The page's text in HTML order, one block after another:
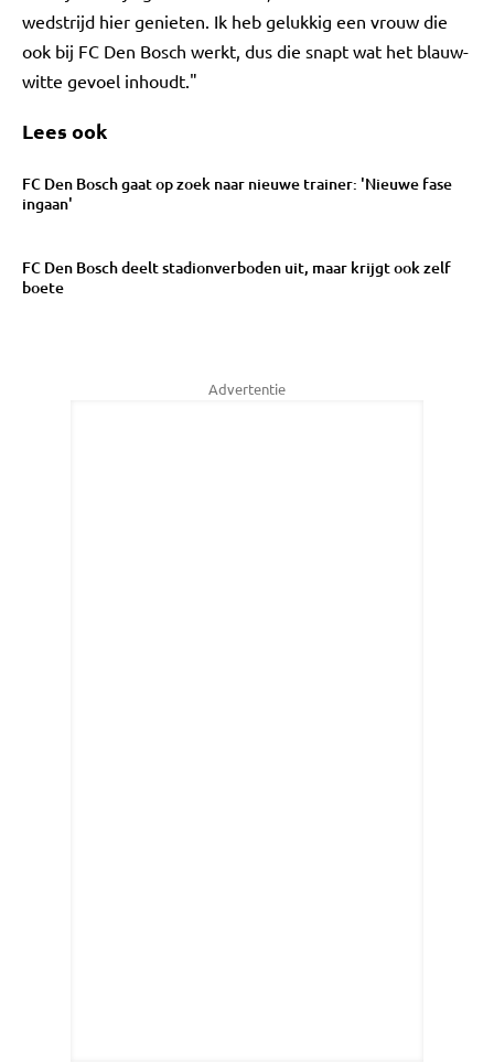
wedstrijd hier genieten. Ik heb gelukkig een vrouw die
ook bij FC Den Bosch werkt, dus die snapt wat het blauw-
witte gevoel inhoudt."
Lees ook
FC Den Bosch gaat op zoek naar nieuwe trainer: 'Nieuwe fase
ingaan'
FC Den Bosch deelt stadionverboden uit, maar krijgt ook zelf
boete
Advertentie